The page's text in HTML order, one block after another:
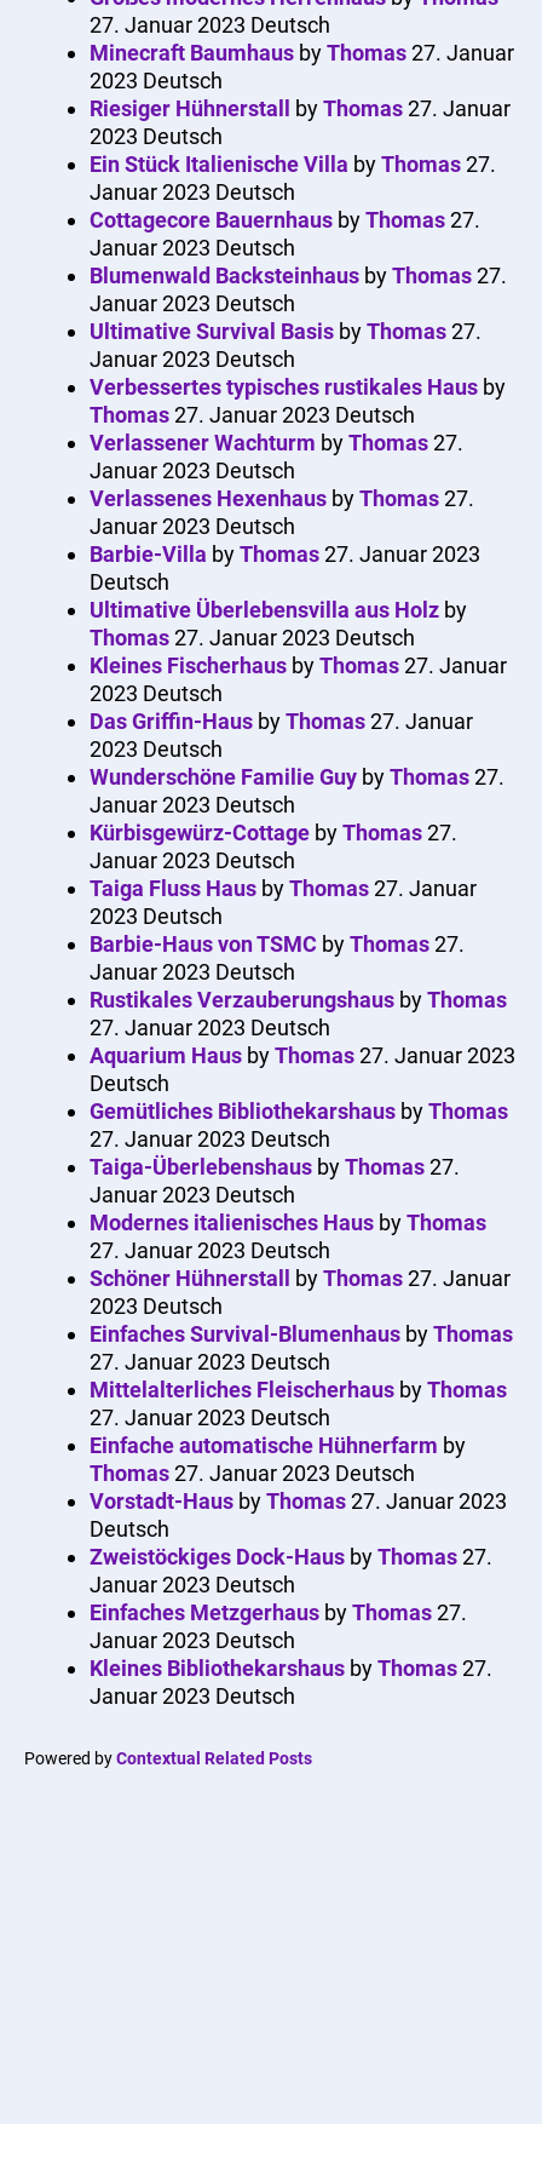
27. Januar 2023 Deutsch
Minecraft Baumhaus byThomas27. Januar
2023 Deutsch
Riesiger Hühnerstall byThomas27. Januar
2023 Deutsch
Ein Stück Italienische Villa byThomas27.
Januar 2023 Deutsch
Cottagecore Bauernhaus byThomas27.
Januar 2023 Deutsch
Blumenwald Backsteinhaus byThomas27.
Januar 2023 Deutsch
Ultimative Survival Basis byThomas27.
Januar 2023 Deutsch
Verbessertes typisches rustikales Haus by
Thomas27. Januar 2023 Deutsch
Verlassener Wachturm byThomas27.
Januar 2023 Deutsch
Verlassenes Hexenhaus byThomas27.
Januar 2023 Deutsch
Barbie-Villa byThomas27. Januar 2023
Deutsch
Ultimative Überlebensvilla aus Holz by
Thomas27. Januar 2023 Deutsch
Kleines Fischerhaus byThomas27. Januar
2023 Deutsch
Das Griffin-Haus byThomas27. Januar
2023 Deutsch
Wunderschöne Familie Guy byThomas27.
Januar 2023 Deutsch
Kürbisgewürz-Cottage byThomas27.
Januar 2023 Deutsch
Taiga Fluss Haus byThomas27. Januar
2023 Deutsch
Barbie-Haus von TSMC byThomas27.
Januar 2023 Deutsch
Rustikales Verzauberungshaus byThomas
27. Januar 2023 Deutsch
Aquarium Haus byThomas27. Januar 2023
Deutsch
Gemütliches Bibliothekarshaus byThomas
27. Januar 2023 Deutsch
Taiga-Überlebenshaus byThomas27.
Januar 2023 Deutsch
Modernes italienisches Haus byThomas
27. Januar 2023 Deutsch
Schöner Hühnerstall byThomas27. Januar
2023 Deutsch
Einfaches Survival-Blumenhaus byThomas
27. Januar 2023 Deutsch
Mittelalterliches Fleischerhaus byThomas
27. Januar 2023 Deutsch
Einfache automatische Hühnerfarm by
Thomas27. Januar 2023 Deutsch
Vorstadt-Haus byThomas27. Januar 2023
Deutsch
Zweistöckiges Dock-Haus byThomas27.
Januar 2023 Deutsch
Einfaches Metzgerhaus byThomas27.
Januar 2023 Deutsch
Kleines Bibliothekarshaus byThomas27.
Januar 2023 Deutsch
Powered byContextual Related Posts